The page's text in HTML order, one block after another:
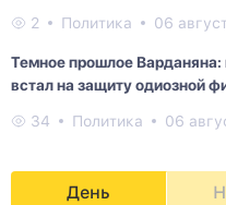
2 Политика 06
Темное прошлое Варданяна:
встал на защиту одиозной
34 Политика 06
День